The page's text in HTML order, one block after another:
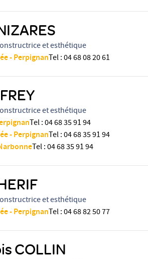
et esthétique
- PerpignanTel:04 68 08 20 61
et esthétique
Tel:04 68 35 91 94
- PerpignanTel:04 68 35 91 94
Tel:04 68 35 91 94
et esthétique
- PerpignanTel:04 68 82 50 77
COLLIN